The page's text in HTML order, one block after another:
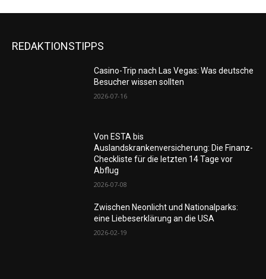
REDAKTIONSTIPPS
Casino-Trip nach Las Vegas: Was deutsche
Besucher wissen sollten
2026-07-16
Von ESTA bis
Auslandskrankenversicherung: Die Finanz-
Checkliste für die letzten 14 Tage vor
Abflug
2026-07-08
Zwischen Neonlicht und Nationalparks:
eine Liebeserklärung an die USA
2026-02-19